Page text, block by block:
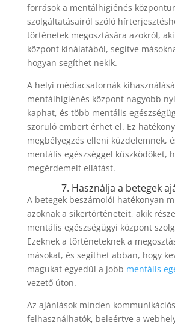
források a mentálhigiénés
szolgáltatásairól szóló
történetek megosztására azokról,
központ kínálatából, segítve
hogyan segíthet nekik.
A helyi médiacsatornák
mentálhigiénés központ nagyobb
kaphat, és több mentális
szoruló embert érhet el. Ez
megbélyegzés elleni küzdelemnek,
mentális egészséggel küszködőket,
megérdemelt ellátást.
7. Használja a betegek
A betegek beszámolói hatékonyan
azoknak a sikertörténeteit, akik
mentális egészségügyi központ
Ezeknek a történeteknek a
másokat, és segíthet abban, hogy
magukat egyedül a jobb mentális
vezető úton.
Az ajánlások minden
felhasználhatók, beleértve a